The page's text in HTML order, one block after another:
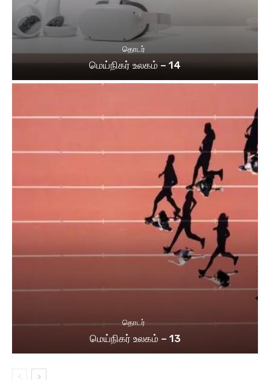
தொடர்
மெய்நிகர் உலகம் – 14
தொடர்
மெய்நிகர் உலகம் – 13